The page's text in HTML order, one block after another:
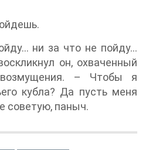
ни за что не пойду…
он, охваченный
– Чтобы я
кубла? Да пусть меня
советую, паныч.